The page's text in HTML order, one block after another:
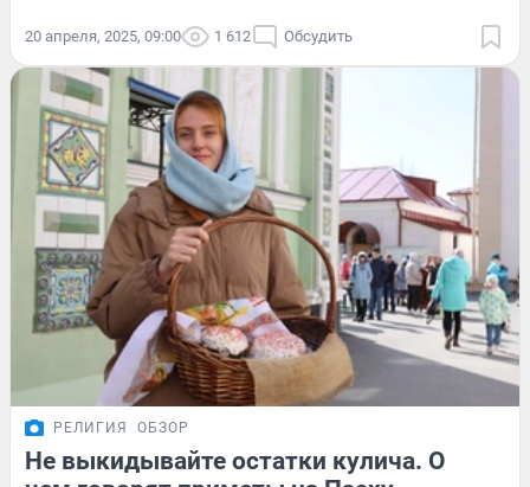
20 апреля, 2025, 09:00 1 612 Обсудить
РЕЛИГИЯ ОБЗОР
Не выкидывайте остатки кулича. О